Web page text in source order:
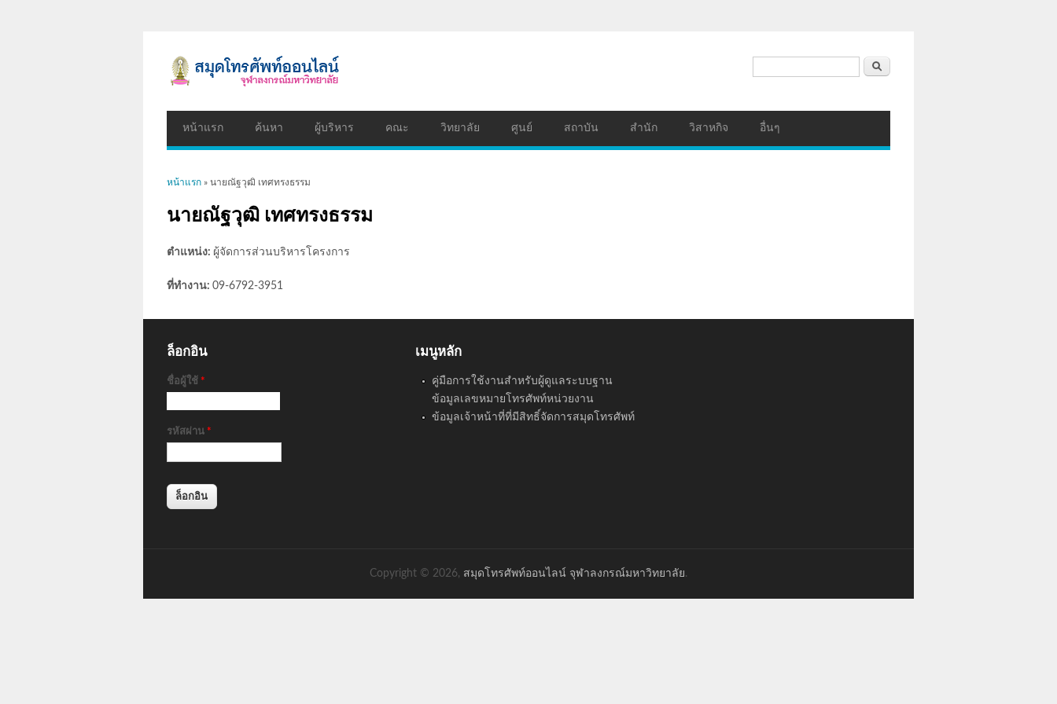
ค้นหา
หน้าแรก ค้นหา ผู้บริหาร คณะ วิทยาลัย ศูนย์ สถาบัน สำนัก วิสาหกิจ อื่นๆ
คุณอยู่ที่นี่
หน้าแรก » นายณัฐวุฒิ เทศทรงธรรม
นายณัฐวุฒิ เทศทรงธรรม
ตำแหน่ง: ผู้จัดการส่วนบริหารโครงการ
ที่ทำงาน: 09-6792-3951
ล็อกอิน
ชื่อผู้ใช้ *
รหัสผ่าน *
เมนูหลัก
คู่มือการใช้งานสำหรับผู้ดูแลระบบฐาน
ข้อมูลเลขหมายโทรศัพท์หน่วยงาน
ข้อมูลเจ้าหน้าที่ที่มีสิทธิ์จัดการสมุดโทรศัพท์
Copyright © 2026, สมุดโทรศัพท์ออนไลน์ จุฬาลงกรณ์มหาวิทยาลัย.